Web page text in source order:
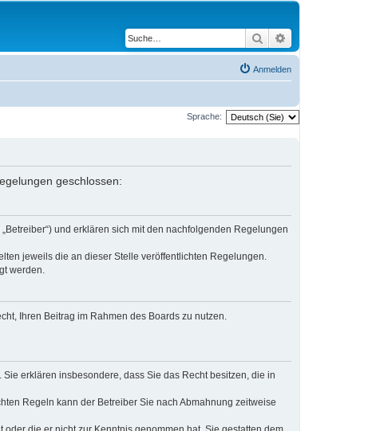
Suche
Anmelden
Sprache:
geschlossen:
und erklären sich mit den nachfolgenden Regelungen
jeweils die an dieser Stelle veröffentlichten Regelungen.
werden.
Ihren Beitrag im Rahmen des Boards zu nutzen.
erklären insbesondere, dass Sie das Recht besitzen, die in
Regeln kann der Betreiber Sie nach Abmahnung zeitweise